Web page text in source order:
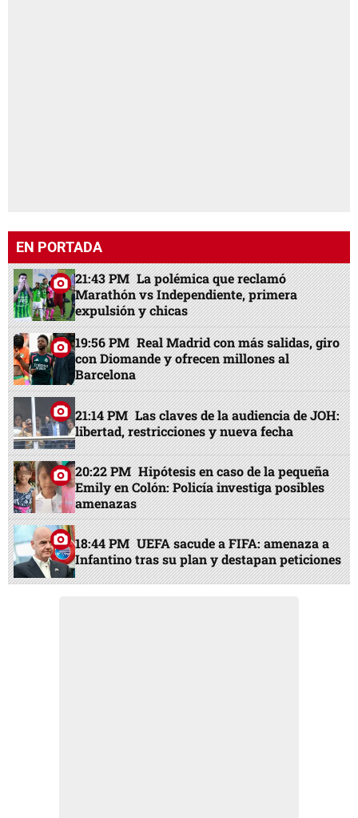
EN PORTADA
21:43 PM La polémica que reclamó
Marathón vs Independiente, primera
expulsión y chicas
19:56 PM Real Madrid con más salidas, giro
con Diomande y ofrecen millones al
Barcelona
21:14 PM Las claves de la audiencia de JOH:
libertad, restricciones y nueva fecha
20:22 PM Hipótesis en caso de la pequeña
Emily en Colón: Policía investiga posibles
amenazas
18:44 PM UEFA sacude a FIFA: amenaza a
Infantino tras su plan y destapan peticiones